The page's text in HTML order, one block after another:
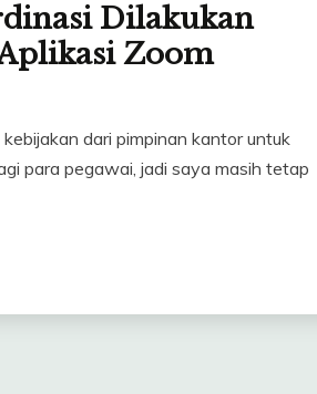
Dilakukan
Zoom
dari pimpinan kantor untuk
para pegawai, jadi saya masih tetap